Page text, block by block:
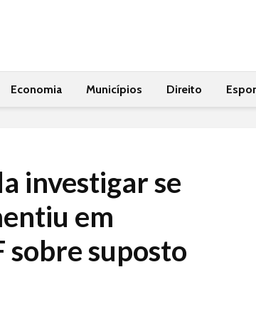
Economia Municípios Direito
investigar se
em
sobre suposto